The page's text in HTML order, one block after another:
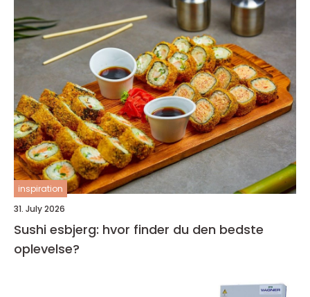
inspiration
31. July 2026
Sushi esbjerg: hvor finder du den bedste
oplevelse?